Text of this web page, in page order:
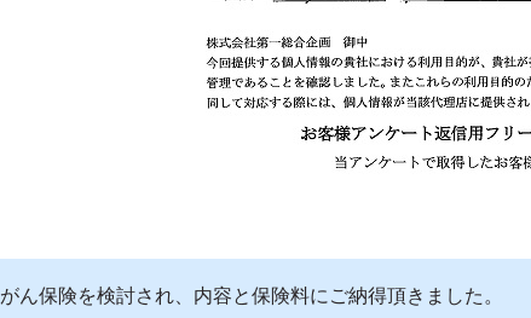
がん保険を検討され、内容と保険料にご納得頂きました。